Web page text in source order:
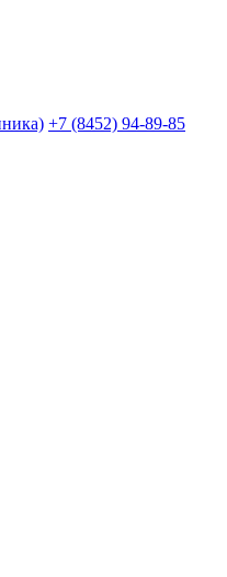
+7 (8452) 94-89-85